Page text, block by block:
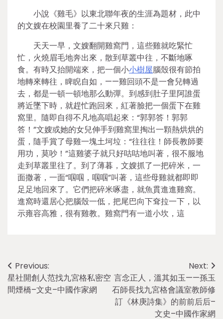
小說《雞毛》以東北聯年夜的生涯為題材，此中
的文嫂在校園里養了二十來只雞：
天天一早，文嫂翻開雞窩門，這些雞就吃緊忙
忙，火燒眉毛地奔出來，散到草叢中往，不斷地啄
食。有時又抬開端來，把一個小小樹屋腦殼很有節拍
地轉來轉往，睥睨自如，——雞回頭不是一會兒轉過
去，都是一頓一頓地那么動彈。到感到肚子里阿誰蛋
將近墜下時，就趕忙跑回來，紅著臉把一個蛋下在雞
窩里。隨即自得不凡地高唱起來：“郭郭答！郭郭
答！”文嫂或她的女兒伸手到雞窩里掏出一顆熱烘烘的
蛋，隨手賞了母雞一塊土坷垃：“往往往！師長教師要
用功，莫吵！”這雞婆子就只好咕咕地叫著，很不服地
走到草叢里往了。到了薄暮，文嫂抓了一把碎米，一
面撒著，一面“啯啯，啯啯”叫著，這些母雞就都即即
足足地回來了。它們把碎米啄盡，就魚貫進進雞窩。
進窩時還居心把腦殼一低，把尾巴向下耷拉一下，以
示雍容高雅，很有雞教。雞窩門有一道小坎，這
Post
navigation
Previous:
星社開創人范找九宮格私密空
間煙橋–文史–中國作家網
Next:
言念正人，溫其如玉——孫玉
石師長找九宮格會議室教師修
訂《林庚詩集》的前前后后–
文史–中國作家網